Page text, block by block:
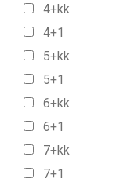
4+kk
4+1
5+kk
5+1
6+kk
6+1
7+kk
7+1